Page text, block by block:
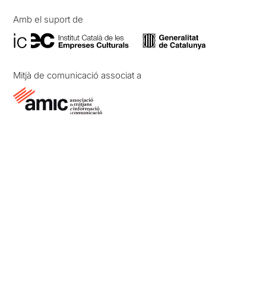
Amb el suport de
Mitjà de comunicació associat a